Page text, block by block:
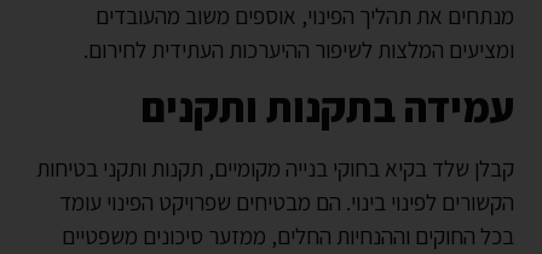
מנתחים את תהליך הפינוי, אוספים משוב מהעובדים
ומציעים המלצות לשיפור ההיערכות העתידית לחירום.
עמידה בתקנות ותקנים
קבלן שלד בקיא בחוקי בנייה מקומיים, תקנות ותקני בטיחות
הקשורים לפינוי בינוי. הם מבטיחים שפרויקט הפינוי עומד
בכל החוקים וההנחיות החלים, ממזער סיכונים משפטיים